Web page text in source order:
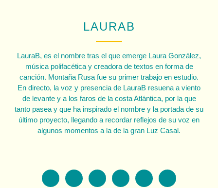
LAURAB
LauraB, es el nombre tras el que emerge Laura González,
música polifacética y creadora de textos en forma de
canción. Montaña Rusa fue su primer trabajo en estudio.
En directo, la voz y presencia de LauraB resuena a viento
de levante y a los faros de la costa Atlántica, por la que
tanto pasea y que ha inspirado el nombre y la portada de su
último proyecto, llegando a recordar reflejos de su voz en
algunos momentos a la de la gran Luz Casal.